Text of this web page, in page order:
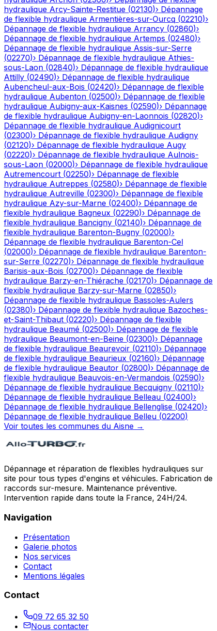
hydraulique Arcy-Sainte-Restitue (02130)› Dépannage
de flexible hydraulique Armentières-sur-Ourcq (02210)›
Dépannage de flexible hydraulique Arrancy (02860)›
Dépannage de flexible hydraulique Artemps (02480)›
Dépannage de flexible hydraulique Assis-sur-Serre
(02270)› Dépannage de flexible hydraulique Athies-
sous-Laon (02840)› Dépannage de flexible hydraulique
Attilly (02490)› Dépannage de flexible hydraulique
Aubencheul-aux-Bois (02420)› Dépannage de flexible
hydraulique Aubenton (02500)› Dépannage de flexible
hydraulique Aubigny-aux-Kaisnes (02590)› Dépannage
de flexible hydraulique Aubigny-en-Laonnois (02820)›
Dépannage de flexible hydraulique Audignicourt
(02300)› Dépannage de flexible hydraulique Audigny
(02120)› Dépannage de flexible hydraulique Augy
(02220)› Dépannage de flexible hydraulique Aulnois-
sous-Laon (02000)› Dépannage de flexible hydraulique
Autremencourt (02250)› Dépannage de flexible
hydraulique Autreppes (02580)› Dépannage de flexible
hydraulique Autreville (02300)› Dépannage de flexible
hydraulique Azy-sur-Marne (02400)› Dépannage de
flexible hydraulique Bagneux (02290)› Dépannage de
flexible hydraulique Bancigny (02140)› Dépannage de
flexible hydraulique Barenton-Bugny (02000)›
Dépannage de flexible hydraulique Barenton-Cel
(02000)› Dépannage de flexible hydraulique Barenton-
sur-Serre (02270)› Dépannage de flexible hydraulique
Barisis-aux-Bois (02700)› Dépannage de flexible
hydraulique Barzy-en-Thiérache (02170)› Dépannage de
flexible hydraulique Barzy-sur-Marne (02850)›
Dépannage de flexible hydraulique Bassoles-Aulers
(02380)› Dépannage de flexible hydraulique Bazoches-
et-Saint-Thibaut (02220)› Dépannage de flexible
hydraulique Beaumé (02500)› Dépannage de flexible
hydraulique Beaumont-en-Beine (02300)› Dépannage
de flexible hydraulique Beaurevoir (02110)› Dépannage
de flexible hydraulique Beaurieux (02160)› Dépannage
de flexible hydraulique Beautor (02800)› Dépannage de
flexible hydraulique Beauvois-en-Vermandois (02590)›
Dépannage de flexible hydraulique Becquigny (02110)›
Dépannage de flexible hydraulique Belleau (02400)›
Dépannage de flexible hydraulique Bellenglise (02420)›
Dépannage de flexible hydraulique Belleu (02200)
Voir toutes les communes du Aisne →
Dépannage et réparation de flexibles hydrauliques sur
site pour tous types d'engins et véhicules. Fabrication de
raccords sur-mesure. Maintenance préventive.
Intervention rapide dans toute la France, 24H/24.
Navigation
Présentation
Galerie photos
Nos services
Contact
Mentions légales
Contact
09 72 65 32 50
Nous contacter